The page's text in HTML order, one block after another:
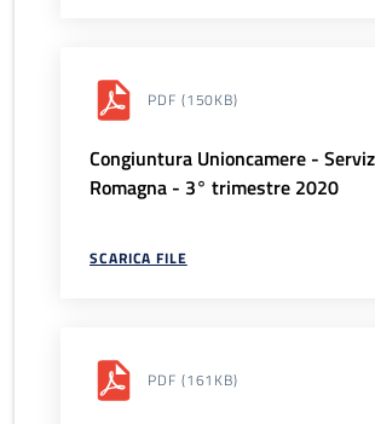
PDF (150KB)
Congiuntura Unioncamere -
Romagna - 3° trimestre 2020
SCARICA FILE
PDF (161KB)